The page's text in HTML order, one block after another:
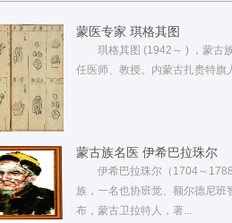
蒙医专家 琪格其图
琪格其图 (1942～ ) ，蒙古
任医师、教授。内蒙古扎赉特旗
蒙古族名医 伊希巴拉珠尔
伊希巴拉珠尔（1704～
族，一名也协班觉、额尔德尼班
布，蒙古卫拉特人，著...